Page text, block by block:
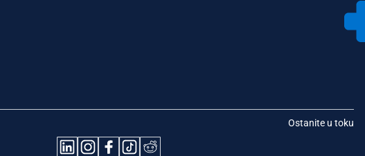
Ostanite u toku